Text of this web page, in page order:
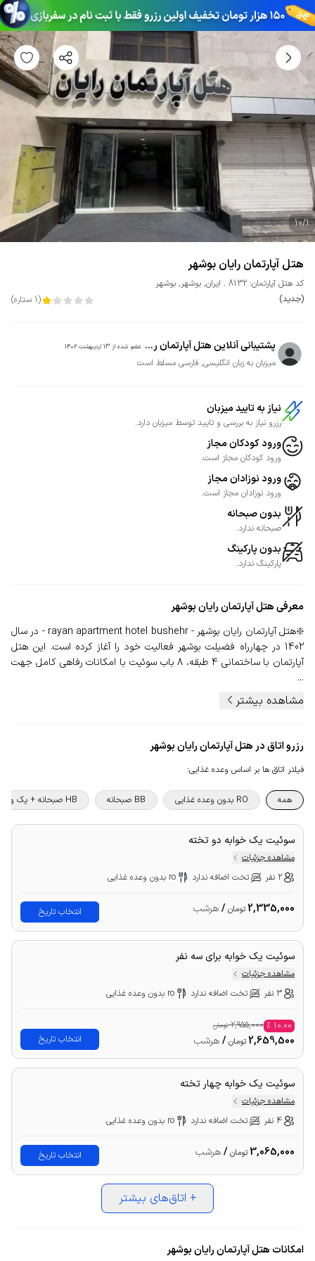
10/1
هتل آپارتمان رایان بوشهر
کد هتل آپارتمان: 8132 ایران, بوشهر, بوشهر
(جدید)
(
1 ستاره)
پشتیبانی آنلاین هتل آپارتمان ر... عضو شده از 13 اردیبهشت 1402
میزبان به زبان انگلیسی, فارسی مسلط است
نیاز به تایید میزبان
رزرو نیاز به بررسی و تایید توسط میزبان دارد.
ورود کودکان مجاز
ورود کودکان مجاز است.
ورود نوزادان مجاز
ورود نوزادان مجاز است.
بدون صبحانه
صبحانه ندارد.
بدون پارکینگ
پارکینگ ندارد.
معرفیهتل آپارتمان رایان بوشهر
❇️هتل آپارتمان رایان بوشهر - rayan apartment hotel bushehr - در سال
1402 در چهارراه فضیلت بوشهر فعالیت خود را آغاز کرده است. این هتل
آپارتمان با ساختمانی 4 طبقه، 8 باب سوئیت با امکانات رفاهی کامل جهت
...
مشاهده بیشتر
رزرو اتاق در هتل آپارتمان رایان بوشهر
فیلتر اتاق ها بر اساس وعده غذایی:
همه RO بدون وعده غذایی BB صبحانه HB صبحانه + یک وعده غذا
سوئیت یک خوابه دو تخته
مشاهده جزئیات
2 نفر
تخت اضافه ندارد ro بدون وعده غذایی
2,335,000تومان /هرشب انتخاب تاریخ
سوئیت یک خوابه برای سه نفر
مشاهده جزئیات
3 نفر
تخت اضافه ندارد ro بدون وعده غذایی
10.00
%
2,955,000 تومان
2,659,500تومان /هرشب انتخاب تاریخ
سوئیت یک خوابه چهار تخته
مشاهده جزئیات
4 نفر
تخت اضافه ندارد ro بدون وعده غذایی
3,065,000تومان /هرشب انتخاب تاریخ
+ اتاق‌های بیشتر
امکانات هتل آپارتمان رایان بوشهر